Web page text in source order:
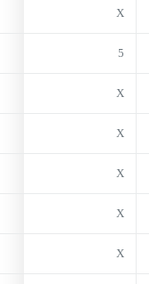
X
5
X
X
X
X
X